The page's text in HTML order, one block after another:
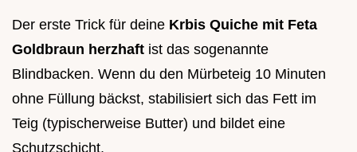
Der erste Trick für deine Krbis Quiche mit Feta
Goldbraun herzhaft ist das sogenannte
Blindbacken. Wenn du den Mürbeteig 10 Minuten
ohne Füllung bäckst, stabilisiert sich das Fett im
Teig (typischerweise Butter) und bildet eine
Schutzschicht.